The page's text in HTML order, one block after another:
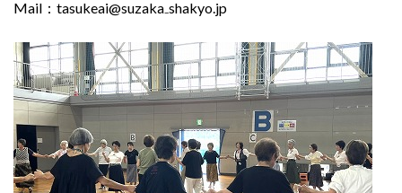
Mail：tasukeai@suzaka₋shakyo.jp